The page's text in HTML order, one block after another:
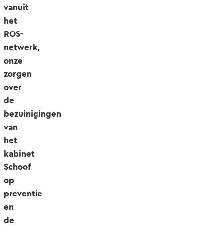
vanuit
het
ROS-
netwerk,
onze
zorgen
over
de
bezuinigingen
van
het
kabinet
Schoof
op
preventie
en
de